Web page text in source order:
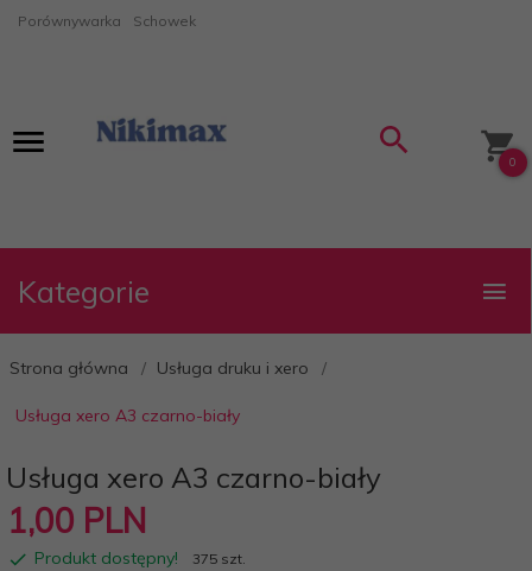
Porównywarka Schowek
0
Kategorie
Strona główna Usługa druku i xero
Usługa xero A3 czarno-biały
Usługa xero A3 czarno-biały
1,00 PLN
Produkt dostępny! 375 szt.